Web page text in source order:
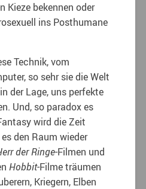
Kieze bekennen oder
ins Posthumane
Technik, vom
so sehr sie die Welt
der Lage, uns perfekte
Und, so paradox es
wird die Zeit
den Raum wieder
der Ringe-Filmen und
Hobbit-Filme träumen
Kriegern, Elben